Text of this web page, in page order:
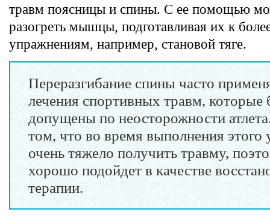
травм поясницы и спины. С ее помощью
разогреть мышцы, подготавливая их к
упражнениям, например, становой тяге.
Переразгибание спины часто
лечения спортивных травм, которые
допущены по неосторожности
том, что во время выполнения этого
очень тяжело получить травму,
хорошо подойдет в качестве
терапии.